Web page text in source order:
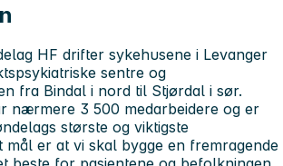
HF drifter sykehusene i Levanger
sentre og
fra Bindal i nord til Stjørdal i sør.
nærmere 3 500 medarbeidere og er
største og viktigste
mål er at vi skal bygge en fremragende